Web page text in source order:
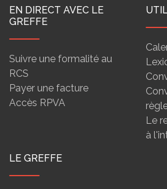
EN DIRECT AVEC LE
GREFFE
Suivre une formalité au
RCS
Payer une facture
Accès RPVA
Le
à
LE GREFFE